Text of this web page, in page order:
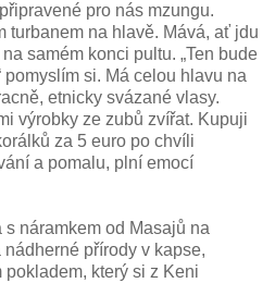
pro nás mzungu.
turbanem na hlavě. Mává, ať jdu
samém konci pultu. „Ten bude
pomyslím si. Má celou hlavu na
etnicky svázané vlasy.
výrobky ze zubů zvířat. Kupuji
za 5 euro po chvíli
a pomalu, plní emocí
náramkem od Masajů na
přírody v kapse,
který si z Keni